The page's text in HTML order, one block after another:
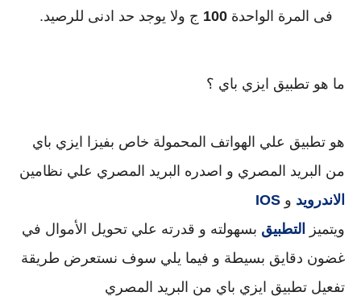
فى المرة الواحدة 100 ج ولا يوجد حد ادنى للرصيد.
ما هو تطبيق ايزي باي ؟
من البريد المصري و اصدره البريد المصري علي نظامين
الاندرويد و IOS
ويتميز
التطبيق
تفعيل تطبيق ايزي باي من البريد المصري